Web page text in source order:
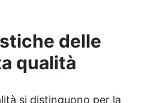
Misura e prepara la resina
i tuoi progetti.
delle
qualità
si distinguono per la